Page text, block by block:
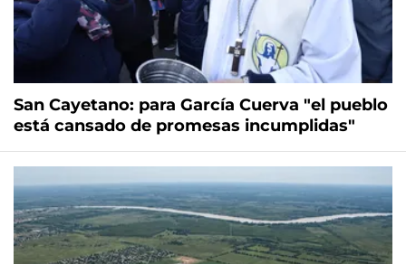
San Cayetano: para García Cuerva "el pueblo
está cansado de promesas incumplidas"